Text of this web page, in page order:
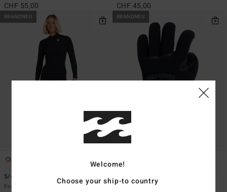
CHF 55,00 CHF 45,00
BRANDNEU
5/4mm Furnace Revo
Frauen Schwarz Neoprenanzug mit
BRANDNEU
Männer Schwarz
Welcome!
Choose your ship-to country